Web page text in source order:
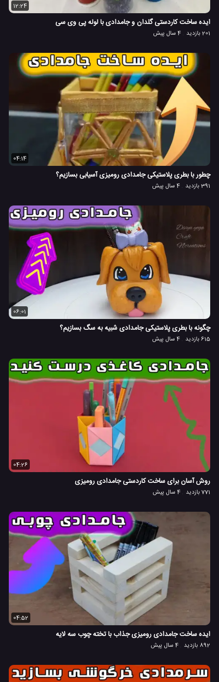
12:24
ایده ساخت کاردستی گلدان و جامدادی با لوله پی وی سی
201 بازدید 4 سال پیش
04:14
چطور با بطری پلاستیکی جامدادی رومیزی آسیابی بسازیم؟
391 بازدید 4 سال پیش
06:01
چگونه با بطری پلاستیکی جامدادی شبیه به سگ بسازیم؟
615 بازدید 4 سال پیش
04:26
روش آسان برای ساخت کاردستی جامدادی رومیزی
771 بازدید 4 سال پیش
04:52
ایده ساخت جامدادی رومیزی جذاب با تخته چوب سه لایه
892 بازدید 4 سال پیش